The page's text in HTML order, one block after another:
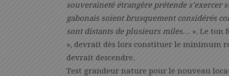
souveraineté étrangère prétende s’exercer
gabonais soient brusquement considérés
sont distants de plusieurs miles… ». Le ton
», devrait dès lors constituer le minimum
devrait descendre.
Test grandeur nature pour le nouveau